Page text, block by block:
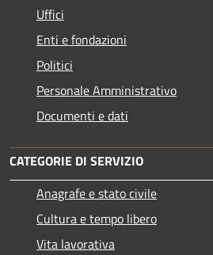
Uffici
Enti e fondazioni
Politici
Personale Amministrativo
Documenti e dati
CATEGORIE DI SERVIZIO
Anagrafe e stato civile
Cultura e tempo libero
Vita lavorativa